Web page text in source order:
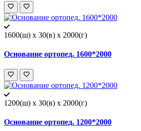
1600(ш) x 30(в) x 2000(г)
Основание ортопед. 1600*2000
1200(ш) x 30(в) x 2000(г)
Основание ортопед. 1200*2000